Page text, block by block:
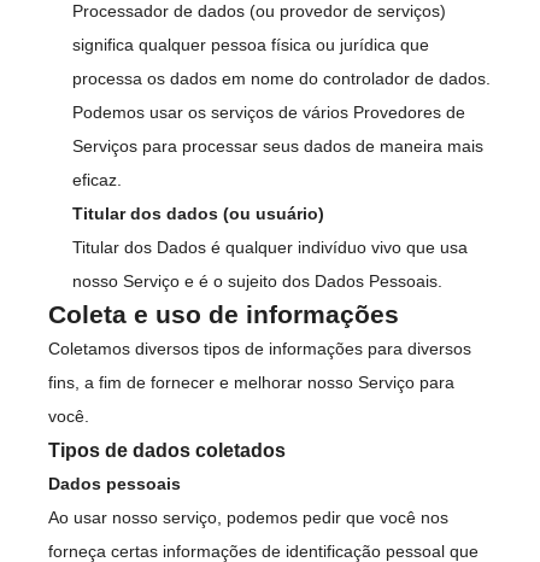
Processador de dados (ou provedor de serviços)
significa qualquer pessoa física ou jurídica que
processa os dados em nome do controlador de dados.
Podemos usar os serviços de vários Provedores de
Serviços para processar seus dados de maneira mais
eficaz.
Titular dos dados (ou usuário)
Titular dos Dados é qualquer indivíduo vivo que usa
nosso Serviço e é o sujeito dos Dados Pessoais.
Coleta e uso de informações
Coletamos diversos tipos de informações para diversos
fins, a fim de fornecer e melhorar nosso Serviço para
você.
Tipos de dados coletados
Dados pessoais
Ao usar nosso serviço, podemos pedir que você nos
forneça certas informações de identificação pessoal que